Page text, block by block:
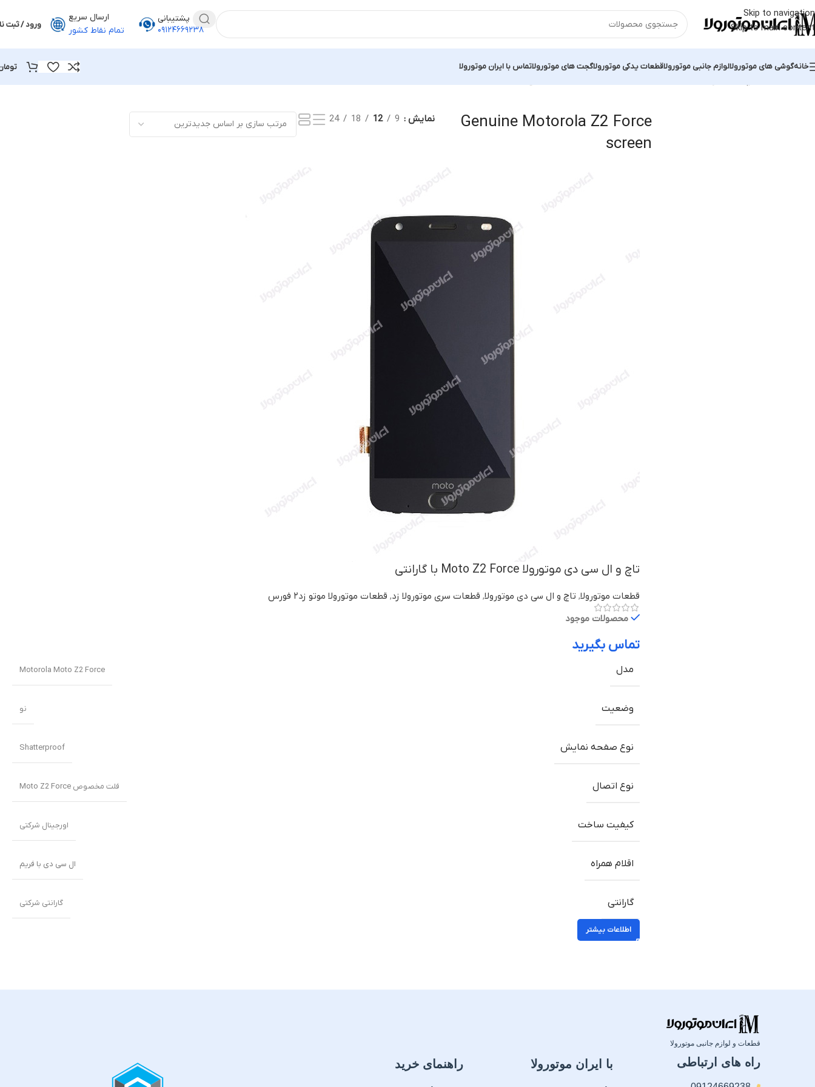
Skip to navigation
Skip to main content
پشتیبانی
۰۹۱۲۴۶۶۹۲۳۸
ارسال سریع
تمام نقاط کشور
ورود / ثبت
خانهگوشی های موتورولالوازم جانبی موتورولاقطعات یدکی موتورولاگجت های موتورولاتماس با ایران موتورولا
Genuine Motorola Z2 Force
screen
نمایش 9
12
18
24
تاچ و ال سی دی موتورولا Moto Z2 Force با گارانتی
قطعات موتورولا, تاچ و ال سی دی موتورولا, قطعات سری موتورولا زد, قطعات موتورولا موتو زد۲ فورس
محصولات موجود
تماس بگیرید
مدل Motorola Moto Z2 Force
وضعیت نو
نوع صفحه نمایش Shatterproof
نوع اتصال فلت مخصوص Moto Z2 Force
کیفیت ساخت اورجینال شرکتی
اقلام همراه ال سی دی با فریم
گارانتی گارانتی شرکتی
اطلاعات بیشتر
قطعات و لوازم جانبی موتورولا
راه های ارتباطی با ایران موتورولا راهنمای خرید